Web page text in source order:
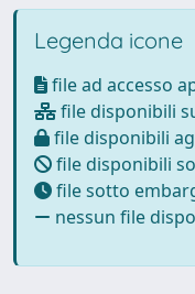
Legenda icone
file ad accesso
file disponibili
file disponibili
file disponibili
file sotto
nessun file